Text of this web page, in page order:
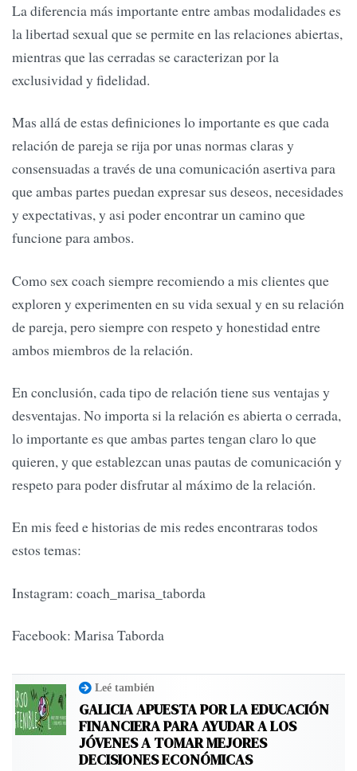
La diferencia más importante entre ambas modalidades es
la libertad sexual que se permite en las relaciones abiertas,
mientras que las cerradas se caracterizan por la
exclusividad y fidelidad.
Mas allá de estas definiciones lo importante es que cada
relación de pareja se rija por unas normas claras y
consensuadas a través de una comunicación asertiva para
que ambas partes puedan expresar sus deseos, necesidades
y expectativas, y asi poder encontrar un camino que
funcione para ambos.
Como sex coach siempre recomiendo a mis clientes que
exploren y experimenten en su vida sexual y en su relación
de pareja, pero siempre con respeto y honestidad entre
ambos miembros de la relación.
En conclusión, cada tipo de relación tiene sus ventajas y
desventajas. No importa si la relación es abierta o cerrada,
lo importante es que ambas partes tengan claro lo que
quieren, y que establezcan unas pautas de comunicación y
respeto para poder disfrutar al máximo de la relación.
En mis feed e historias de mis redes encontraras todos
estos temas:
Instagram: coach_marisa_taborda
Facebook: Marisa Taborda
Leé también
GALICIA APUESTA POR LA EDUCACIÓN
FINANCIERA PARA AYUDAR A LOS
JÓVENES A TOMAR MEJORES
DECISIONES ECONÓMICAS